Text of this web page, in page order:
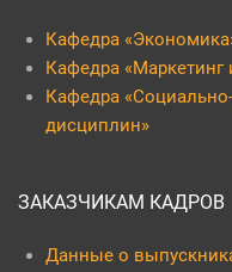
Кафедра
Кафедра «Маркетинг
Кафедра
дисциплин»
ЗАКАЗЧИКАМ КАДРОВ
Данные о